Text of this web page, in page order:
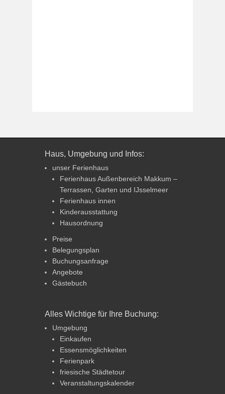
Haus, Umgebung und Infos:
unser Ferienhaus
Ferienhaus Außenbereich Makkum –
Terrassen, Garten und IJsselmeer
Ferienhaus innen
Kinderausstattung
Hausordnung
Preise
Belegungsplan
Buchungsanfrage
Angebote
Gästebuch
Alles Wichtige für Ihre Buchung:
Umgebung
Einkaufen
Essensmöglichkeiten
Ferienpark
friesische Städtetour
Veranstaltungskalender